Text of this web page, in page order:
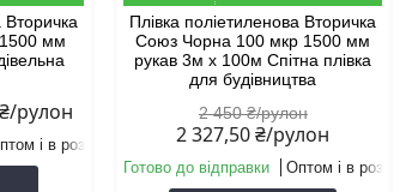
Вторичка
мм
рулон
і в роздріб
Плівка поліетиленова Вторичка
Союз Чорна 100 мкр 1500 мм
рукав 3м х 100м Спітна плівка
для будівництва
2 450 ₴/рулон
2 327,50 ₴/рулон
Готово до відправки Оптом і в роздріб